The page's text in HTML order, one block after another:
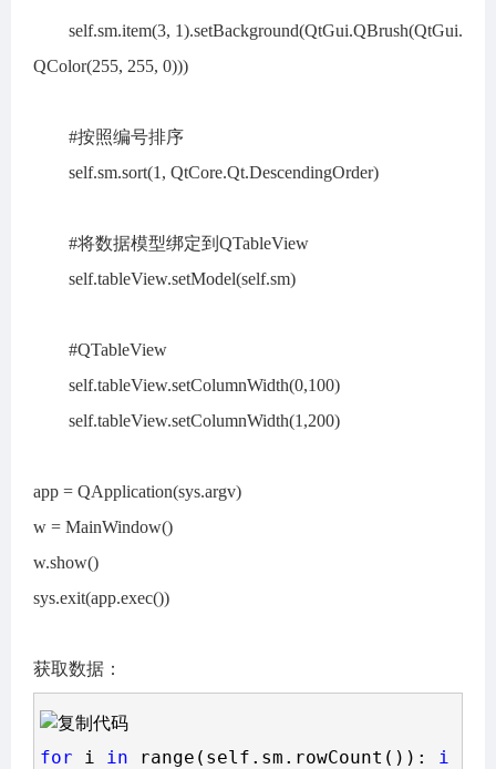
self.sm.item(3, 1).setBackground(QtGui.QBrush(QtGui.
QColor(255, 255, 0)))
#按照编号排序
self.sm.sort(1, QtCore.Qt.DescendingOrder)
#将数据模型绑定到QTableView
self.tableView.setModel(self.sm)
#QTableView
self.tableView.setColumnWidth(0,100)
self.tableView.setColumnWidth(1,200)
app = QApplication(sys.argv)
w = MainWindow()
w.show()
sys.exit(app.exec())
获取数据：
for i in range(self.sm.rowCount()): i